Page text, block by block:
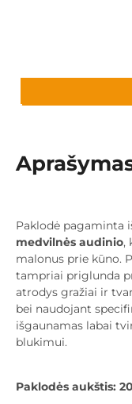
Paklodė pagaminta
medvilnės audinio,
malonus prie kūno.
tampriai priglunda
atrodys gražiai ir
bei naudojant
išgaunamas labai
blukimui.
Paklodės aukštis: